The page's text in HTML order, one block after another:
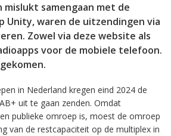
samengaan met de
Unity, waren de uitzendingen via
Zowel via deze website als
voor de mobiele telefoon.
in Nederland kregen eind 2024 de
uit te gaan zenden. Omdat
publieke omroep is, moest de omroep
van de restcapaciteit op de multiplex in